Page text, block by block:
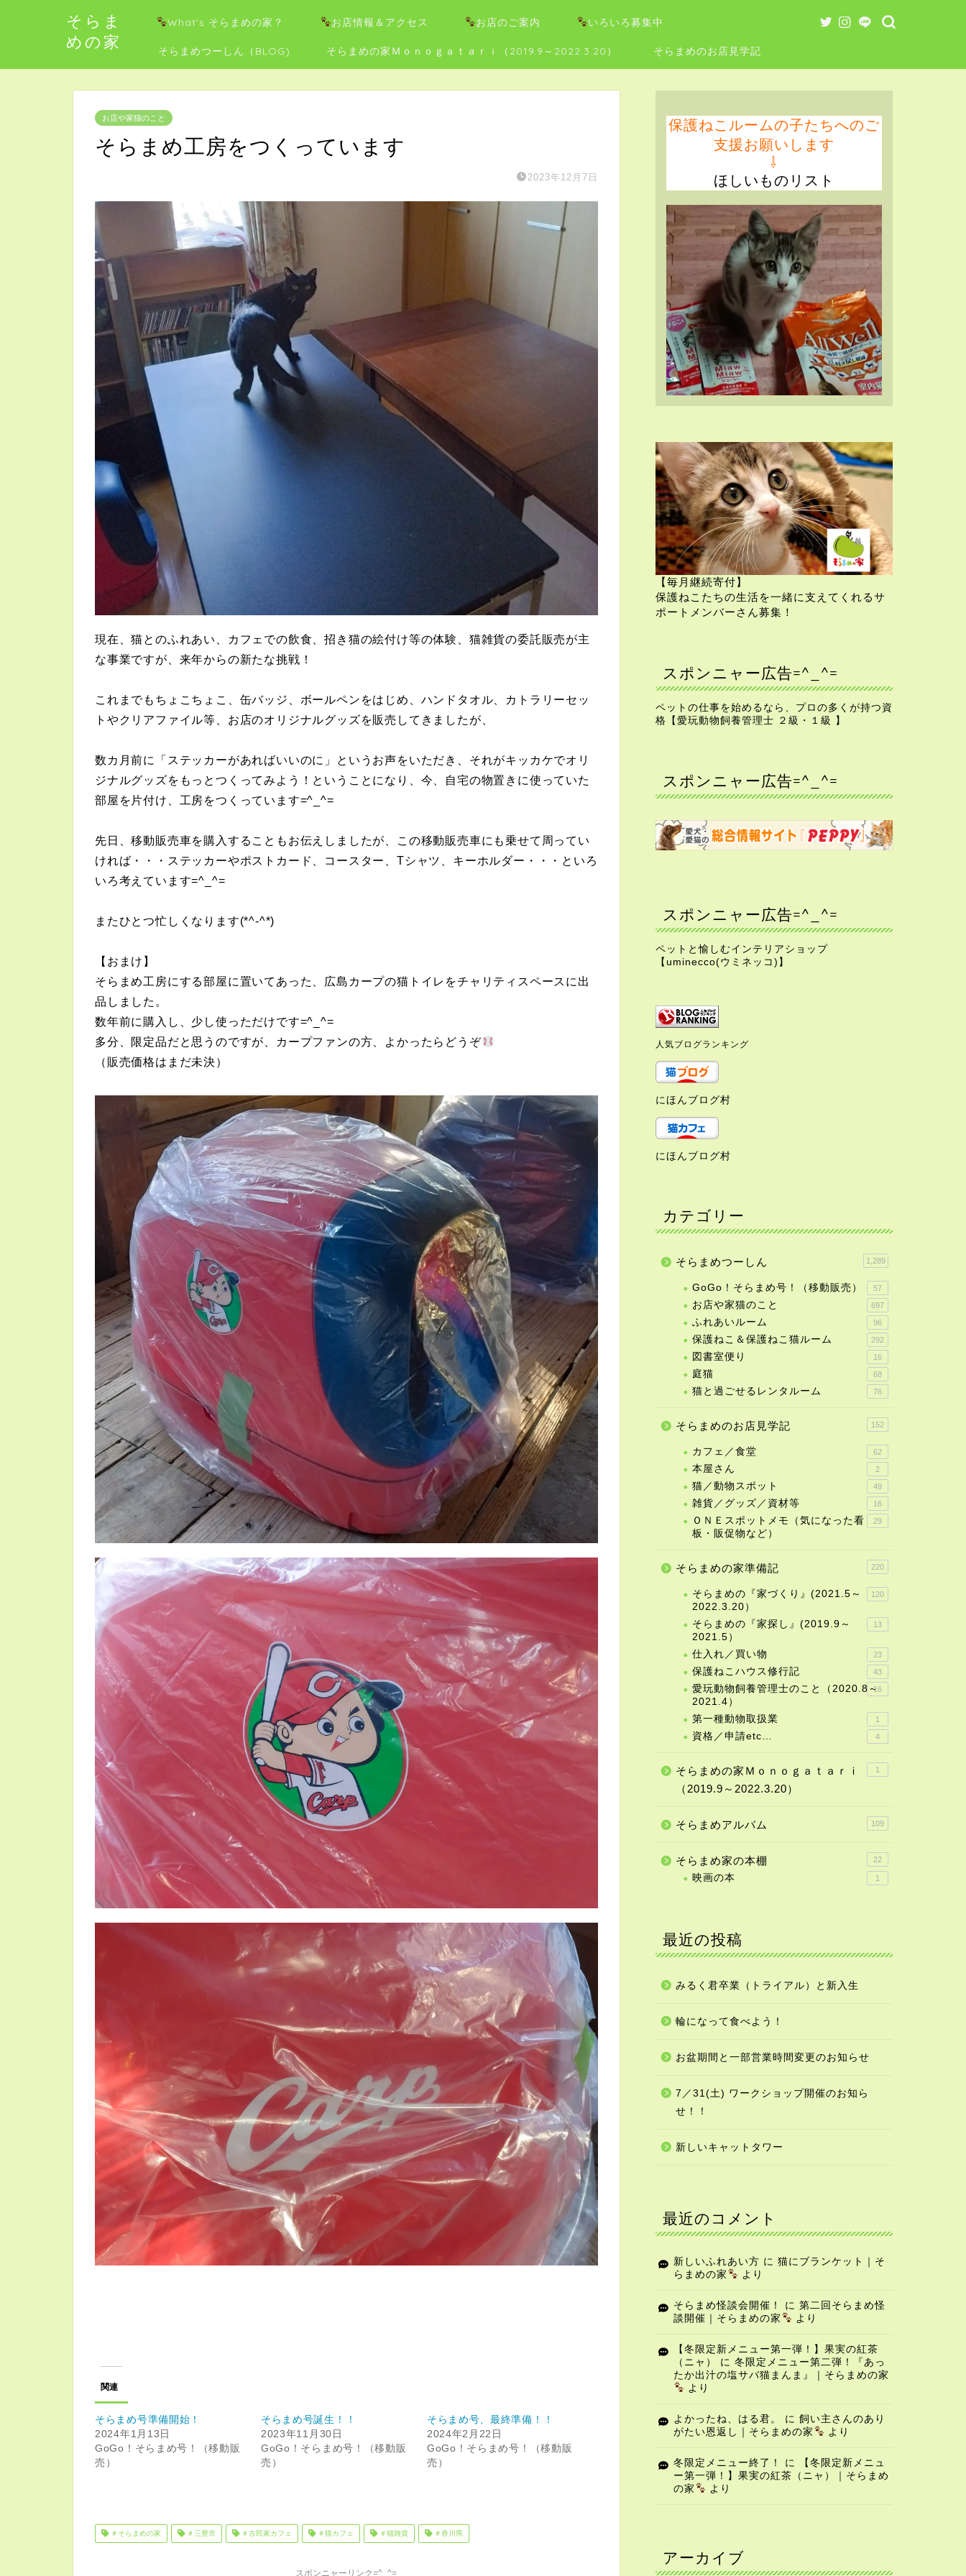
そらま
めの家
What’s そらまめの家？ お店情報＆アクセス お店のご案内 いろいろ募集中
そらまめつーしん（BLOG) そらまめの家Ｍｏｎｏｇａｔａｒｉ（2019.9～2022.3.20） そらまめのお店見学記
お店や家猫のこと
そらまめ工房をつくっています
2023年12月7日
現在、猫とのふれあい、カフェでの飲食、招き猫の絵付け等の体験、猫雑貨の委託販売が主
な事業ですが、来年からの新たな挑戦！
これまでもちょこちょこ、缶バッジ、ボールペンをはじめ、ハンドタオル、カトラリーセッ
トやクリアファイル等、お店のオリジナルグッズを販売してきましたが、
数カ月前に「ステッカーがあればいいのに」というお声をいただき、それがキッカケでオリ
ジナルグッズをもっとつくってみよう！ということになり、今、自宅の物置きに使っていた
部屋を片付け、工房をつくっています=^_^=
先日、移動販売車を購入することもお伝えしましたが、この移動販売車にも乗せて周ってい
ければ・・・ステッカーやポストカード、コースター、Tシャツ、キーホルダー・・・といろ
いろ考えています=^_^=
またひとつ忙しくなります(*^-^*)
【おまけ】
そらまめ工房にする部屋に置いてあった、広島カープの猫トイレをチャリティスペースに出
品しました。
数年前に購入し、少し使っただけです=^_^=
多分、限定品だと思うのですが、カープファンの方、よかったらどうぞ
（販売価格はまだ未決）
関連
そらまめ号準備開始！
2024年1月13日
GoGo！そらまめ号！（移動販
売）
そらまめ号誕生！！
2023年11月30日
GoGo！そらまめ号！（移動販
売）
そらまめ号、最終準備！！
2024年2月22日
GoGo！そらまめ号！（移動販
売）
＃そらまめの家 ＃三豊市 ＃古民家カフェ ＃猫カフェ ＃猫雑貨 ＃香川県
スポンニャーリンク=^_^=
保護ねこルームの子たちへのご
支援お願いします
⇩
ほしいものリスト
【毎月継続寄付】
保護ねこたちの生活を一緒に支えてくれるサ
ポートメンバーさん募集！
スポンニャー広告=^_^=
ペットの仕事を始めるなら、プロの多くが持つ資
格【愛玩動物飼養管理士 ２級・１級 】
スポンニャー広告=^_^=
スポンニャー広告=^_^=
ペットと愉しむインテリアショップ
【uminecco(ウミネッコ)】
人気ブログランキング
にほんブログ村
にほんブログ村
カテゴリー
そらまめつーしん 1,289
GoGo！そらまめ号！（移動販売） 57
お店や家猫のこと 697
ふれあいルーム 96
保護ねこ＆保護ねこ猫ルーム 292
図書室便り 16
庭猫 68
猫と過ごせるレンタルーム 76
そらまめのお店見学記 152
カフェ／食堂 62
本屋さん 2
猫／動物スポット 49
雑貨／グッズ／資材等 16
ＯＮＥスポットメモ（気になった看
板・販促物など）
29
そらまめの家準備記 220
そらまめの『家づくり』(2021.5～
2022.3.20）
120
そらまめの『家探し』(2019.9～
2021.5）
13
仕入れ／買い物 23
保護ねこハウス修行記 43
愛玩動物飼養管理士のこと（2020.8～
2021.4）
16
第一種動物取扱業 1
資格／申請etc… 4
そらまめの家Ｍｏｎｏｇａｔａｒｉ
（2019.9～2022.3.20）
1
そらまめアルバム 109
そらまめ家の本棚 22
映画の本 1
最近の投稿
みるく君卒業（トライアル）と新入生
輪になって食べよう！
お盆期間と一部営業時間変更のお知らせ
7／31(土) ワークショップ開催のお知ら
せ！！
新しいキャットタワー
最近のコメント
新しいふれあい方 に 猫にブランケット｜そ
らまめの家
より
そらまめ怪談会開催！ に 第二回そらまめ怪
談開催｜そらまめの家
より
【冬限定新メニュー第一弾！】果実の紅茶
（ニャ）
に 冬限定メニュー第二弾！『あっ
たか出汁の塩サバ猫まんま』｜そらまめの家
より
よかったね、はる君。 に 飼い主さんのあり
がたい恩返し｜そらまめの家
より
冬限定メニュー終了！ に
【冬限定新メニュ
ー第一弾！】果実の紅茶（ニャ）｜そらまめ
の家
より
アーカイブ